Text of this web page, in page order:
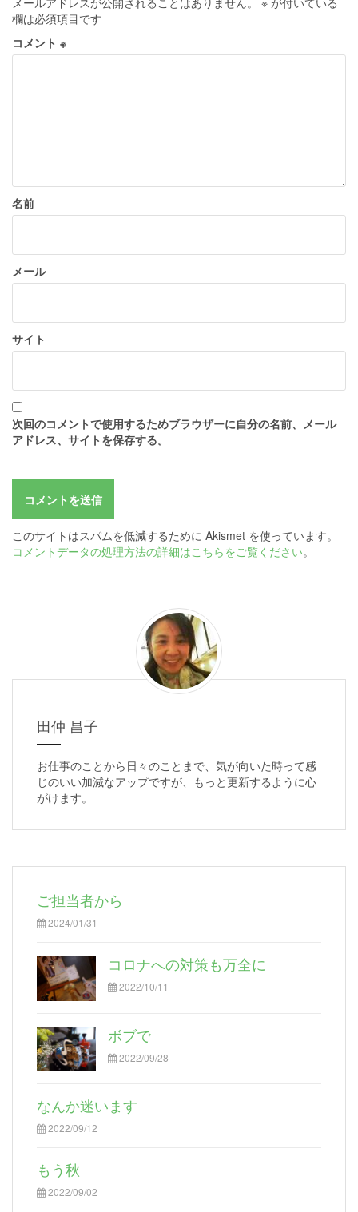
ー
シ
欄は必須項目です
コメント ※
名前
メール
サイト
次回のコメントで使用するためブラウザーに自分の名前、メール
アドレス、サイトを保存する。
このサイトはスパムを低減するために Akismet を使っています。
コメントデータの処理方法の詳細はこちらをご覧ください。
田仲 昌子
お仕事のことから日々のことまで、気が向いた時って感
じのいい加減なアップですが、もっと更新するように心
がけます。
ご担当者から
2024/01/31
コロナへの対策も万全に
2022/10/11
ボブで
2022/09/28
なんか迷います
2022/09/12
もう秋
2022/09/02